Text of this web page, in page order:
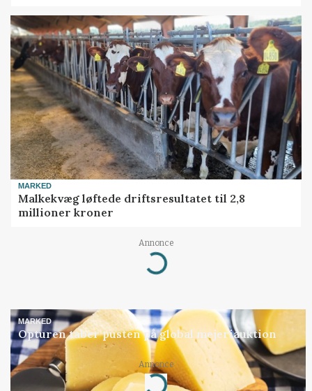
MARKED
Malkekvæg løftede driftsresultatet til 2,8
millioner kroner
Annonce
Loading...
MARKED
Opturen taber pusten på global mejeriauktion
Annonce
Loading...